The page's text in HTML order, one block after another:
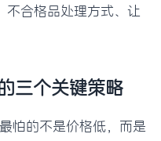
不合格品处理方式、让
三个关键策略
怕的不是价格低，而是